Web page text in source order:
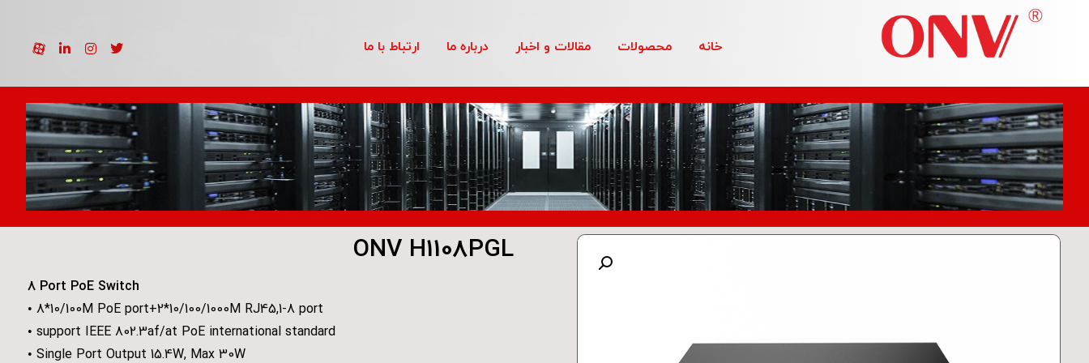
خانه محصولات مقالات و اخبار درباره ما ارتباط با ما
ONV H1108PGL محصولات سوئیچ ONV H1108PGL
ONV H1108PGL
8 Port PoE Switch
• 8*10/100M PoE port+2*10/100/1000M RJ45,1-8 port
• support IEEE 802.3af/at PoE international standard
• Single Port Output 15.4W, Max 30W